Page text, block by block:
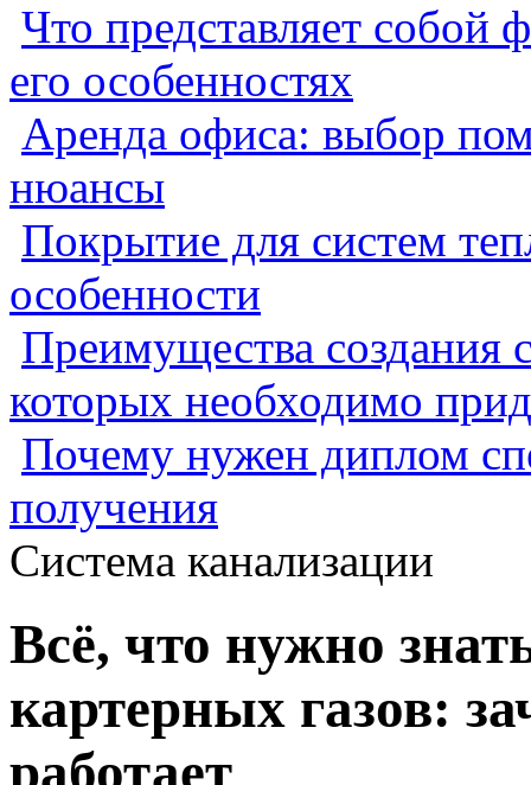
Что представляет собой
его особенностях
Аренда офиса: выбор
нюансы
Покрытие для систем
особенности
Преимущества создания
которых необходимо
Почему нужен диплом
получения
Система канализации
Всё, что нужно
картерных газов:
работает